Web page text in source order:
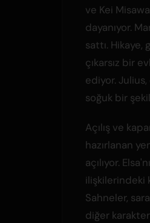
ve Kei
dayanıyor.
sattı. Hikaye,
çıkarsız bir
ediyor. Julius,
soğuk bir
Açılış ve
hazırlanan
açılıyor.
ilişkilerindeki
Sahneler,
diğer